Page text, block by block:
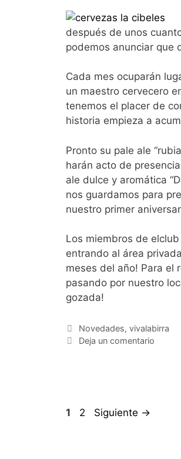
después de unos
podemos anunciar que
Cada mes ocuparán
un maestro cervecero
tenemos el placer de
historia empieza a
Pronto su pale ale
harán acto de
ale dulce y aromática
nos guardamos para
nuestro primer
Los miembros de
entrando al área
meses del año! Para el
pasando por nuestro
gozada!
Categorías
Novedades, vivalabirra
Deja un comentario
Página
1 Página
2 Siguiente →